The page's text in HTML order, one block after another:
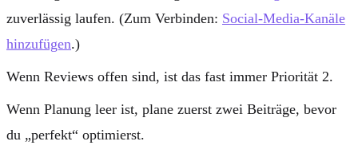
zuverlässig laufen. (Zum Verbinden: Social-Media-Kanäle
hinzufügen.)
Wenn Reviews offen sind, ist das fast immer Priorität 2.
Wenn Planung leer ist, plane zuerst zwei Beiträge, bevor
du „perfekt“ optimierst.